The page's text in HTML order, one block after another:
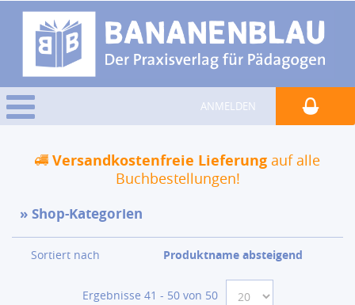
ANMELDEN
Versandkostenfreie Lieferung auf alle
Buchbestellungen!
Shop-Kategorien
Sortiert nach Produktname absteigend
Ergebnisse 41 - 50 von 50